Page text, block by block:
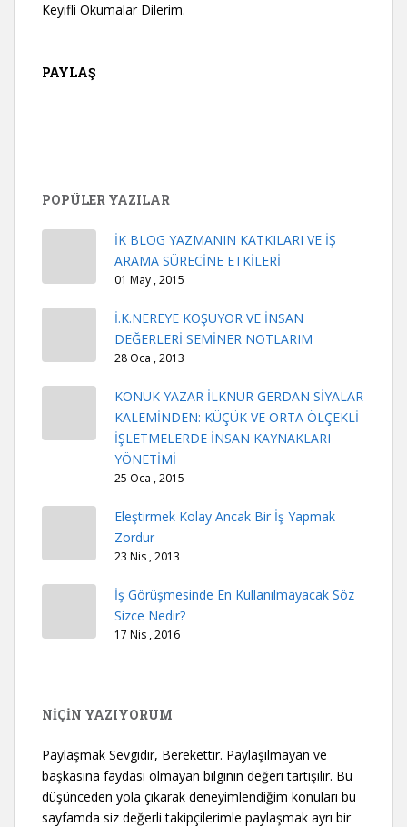
Keyifli Okumalar Dilerim.
PAYLAŞ
POPÜLER YAZILAR
İK BLOG YAZMANIN KATKILARI VE İŞ
ARAMA SÜRECİNE ETKİLERİ
01 May , 2015
İ.K.NEREYE KOŞUYOR VE İNSAN
DEĞERLERİ SEMİNER NOTLARIM
28 Oca , 2013
KONUK YAZAR İLKNUR GERDAN SİYALAR
KALEMİNDEN: KÜÇÜK VE ORTA ÖLÇEKLİ
İŞLETMELERDE İNSAN KAYNAKLARI
YÖNETİMİ
25 Oca , 2015
Eleştirmek Kolay Ancak Bir İş Yapmak
Zordur
23 Nis , 2013
İş Görüşmesinde En Kullanılmayacak Söz
Sizce Nedir?
17 Nis , 2016
NİÇİN YAZIYORUM
Paylaşmak Sevgidir, Berekettir. Paylaşılmayan ve
başkasına faydası olmayan bilginin değeri tartışılır. Bu
düşünceden yola çıkarak deneyimlendiğim konuları bu
sayfamda siz değerli takipçilerimle paylaşmak ayrı bir